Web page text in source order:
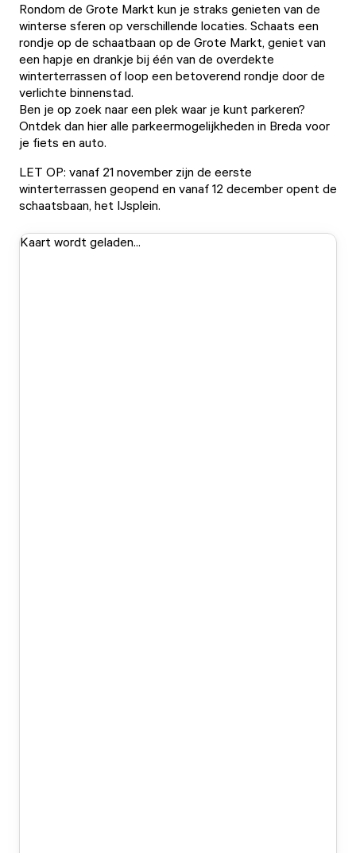
Rondom de Grote Markt kun je straks genieten van de
winterse sferen op verschillende locaties. Schaats een
rondje op de schaatbaan op de Grote Markt, geniet van
een hapje en drankje bij één van de overdekte
winterterrassen of loop een betoverend rondje door de
verlichte binnenstad.
Ben je op zoek naar een plek waar je kunt parkeren?
Ontdek dan hier alle parkeermogelijkheden in Breda voor
je fiets en auto.
LET OP: vanaf 21 november zijn de eerste
winterterrassen geopend en vanaf 12 december opent de
schaatsbaan, het IJsplein.
Kaart wordt geladen...